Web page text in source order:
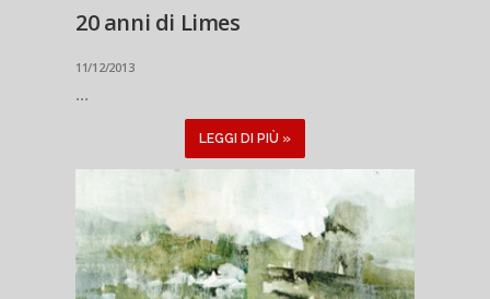
20 anni di Limes
11/12/2013
...
LEGGI DI PIÙ »